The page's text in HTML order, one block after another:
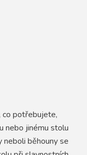
co potřebujete,
nebo jinému stolu
neboli běhouny se